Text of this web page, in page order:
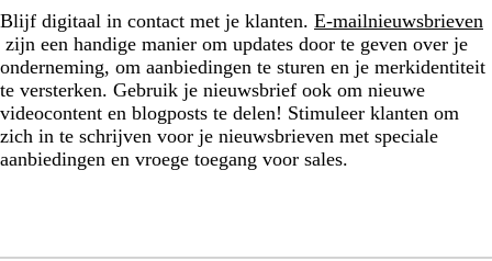
Blijf digitaal in contact met je klanten. E-mailnieuwsbrieven
zijn een handige manier om updates door te geven over je
onderneming, om aanbiedingen te sturen en je merkidentiteit
te versterken. Gebruik je nieuwsbrief ook om nieuwe
videocontent en blogposts te delen! Stimuleer klanten om
zich in te schrijven voor je nieuwsbrieven met speciale
aanbiedingen en vroege toegang voor sales.